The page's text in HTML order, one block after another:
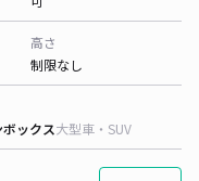
高さ
制限なし
ボックス大型車・SUV